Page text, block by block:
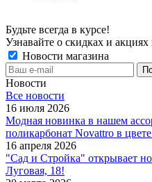
Будьте всегда в курсе!
Узнавайте о скидках и
Новости магазина
Новости
Все новости
16 июля 2026
Модная новинка в нашем
поликарбонат Novattro в
16 апреля 2026
"Сад и Стройка" открывает
Луговая, 18!